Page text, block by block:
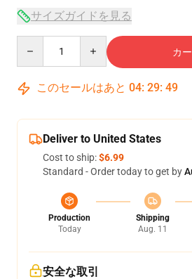
サイズガイドを見る
カ
このセールはあと 04: 29: 48
Deliver to United States
Cost to ship:$6.99
Standard - Order today to get by
Production
Today
Shipping
Aug. 11
安全な取引